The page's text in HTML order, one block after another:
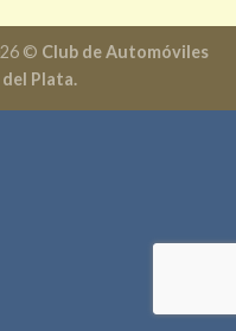
© Club de Automóviles
Plata.